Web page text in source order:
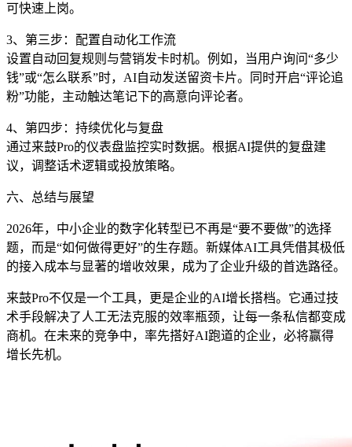
可快速上岗。
3、第三步：配置自动化工作流
设置自动回复规则与营销发卡时机。例如，当用户询问“多少
钱”或“怎么联系”时，AI自动发送留资卡片。同时开启“评论追
粉”功能，主动触达笔记下的高意向评论者。
4、第四步：持续优化与复盘
通过来鼓Pro的仪表盘监控实时数据。根据AI提供的复盘建
议，调整话术逻辑或投放策略。
六、总结与展望
2026年，中小企业的数字化转型已不再是“要不要做”的选择
题，而是“如何做得更好”的生存题。新媒体AI工具凭借其极低
的接入成本与显著的增收效果，成为了企业升级的首选路径。
来鼓Pro不仅是一个工具，更是企业的AI增长搭档。它通过技
术手段解决了人工无法克服的效率瓶颈，让每一条私信都变成
商机。在未来的竞争中，率先搭好AI跑道的企业，必将赢得
增长先机。